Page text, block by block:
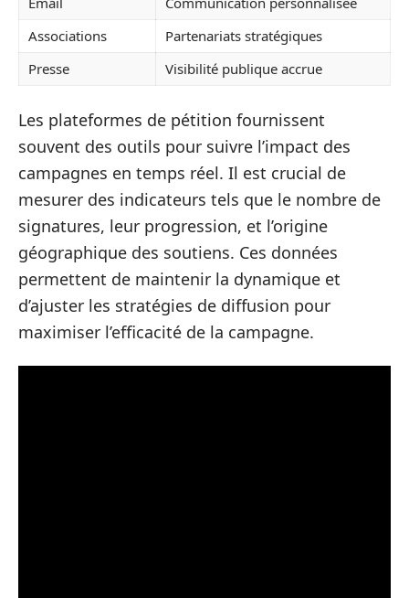
Associations
Partenariats stratégiques
Presse
Visibilité publique accrue
Les plateformes de pétition fournissent
souvent des outils pour suivre l’impact des
campagnes en temps réel. Il est crucial de
mesurer des indicateurs tels que le nombre de
signatures, leur progression, et l’origine
géographique des soutiens. Ces données
permettent de maintenir la dynamique et
d’ajuster les stratégies de diffusion pour
maximiser l’efficacité de la campagne.